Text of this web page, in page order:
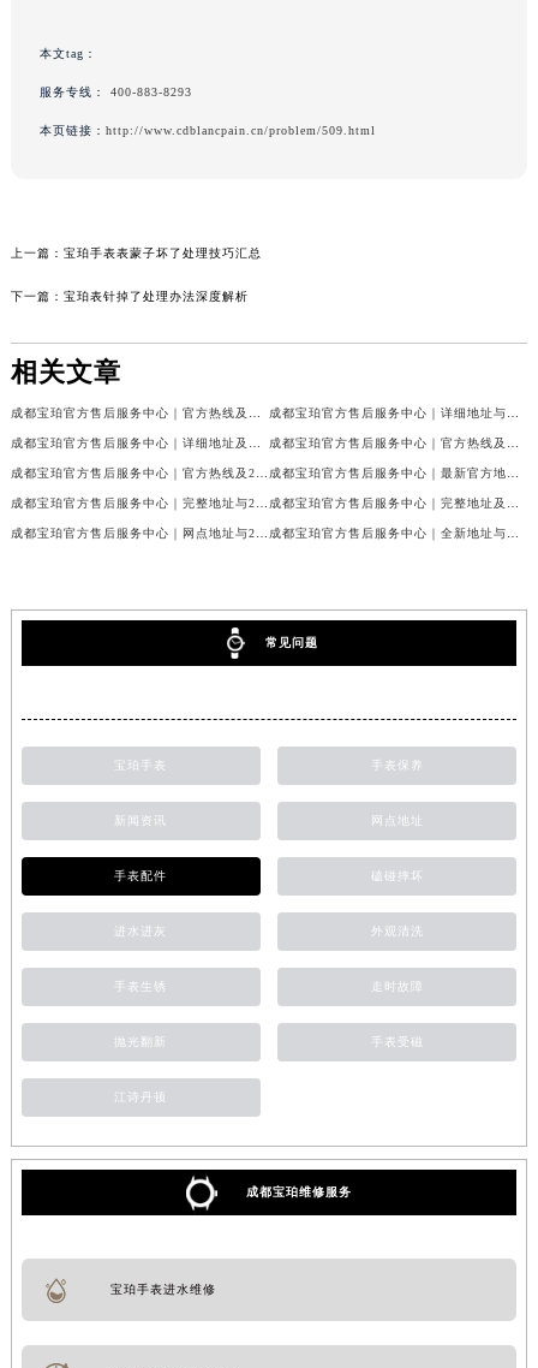
本文tag：
服务专线： 400-883-8293
本页链接： http://www.cdblancpain.cn/problem/509.html
上一篇： 宝珀手表表蒙子坏了处理技巧汇总
下一篇： 宝珀表针掉了处理办法深度解析
相关文章
成都宝珀官方售后服务中心｜官方热线及门店地址权威信息公示（2026年7月最新） 成都宝珀官方售后服务中心｜详细地址与官方服务热线权威信息公示（2026年7月最新）
成都宝珀官方售后服务中心｜详细地址及服务电话权威信息公示（2026年7月最新） 成都宝珀官方售后服务中心｜官方热线及全部网点地址权威信息公示（2026年7月最新）
成都宝珀官方售后服务中心｜官方热线及24小时维修地址权威信息公示（2026年7月最新） 成都宝珀官方售后服务中心｜最新官方地址和维修热线权威信息公示（2026年7月最新）
成都宝珀官方售后服务中心｜完整地址与24小时售后热线权威信息公示（2026年7月最新） 成都宝珀官方售后服务中心｜完整地址及服务热线权威信息公示（2026年7月最新）
成都宝珀官方售后服务中心｜网点地址与24小时服务电话权威信息公示（2026年7月最新） 成都宝珀官方售后服务中心｜全新地址与官方售后热线权威信息公示（2026年7月最新）
常见问题
宝珀手表 手表保养
新闻资讯 网点地址
手表配件 磕碰摔坏
进水进灰 外观清洗
手表生锈 走时故障
抛光翻新 手表受磁
江诗丹顿
成都宝珀维修服务
宝珀手表进水维修